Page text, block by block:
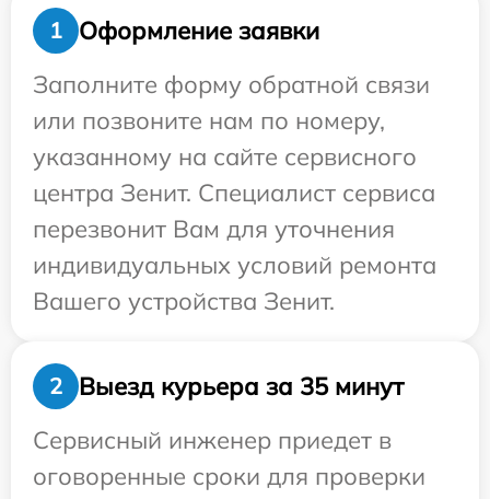
1
Оформление заявки
Заполните форму обратной связи
или позвоните нам по номеру,
указанному на сайте сервисного
центра Зенит. Специалист сервиса
перезвонит Вам для уточнения
индивидуальных условий ремонта
Вашего устройства Зенит.
2
Выезд курьера за 35 минут
Сервисный инженер приедет в
оговоренные сроки для проверки